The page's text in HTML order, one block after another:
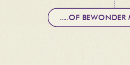
....OF BEWONDER